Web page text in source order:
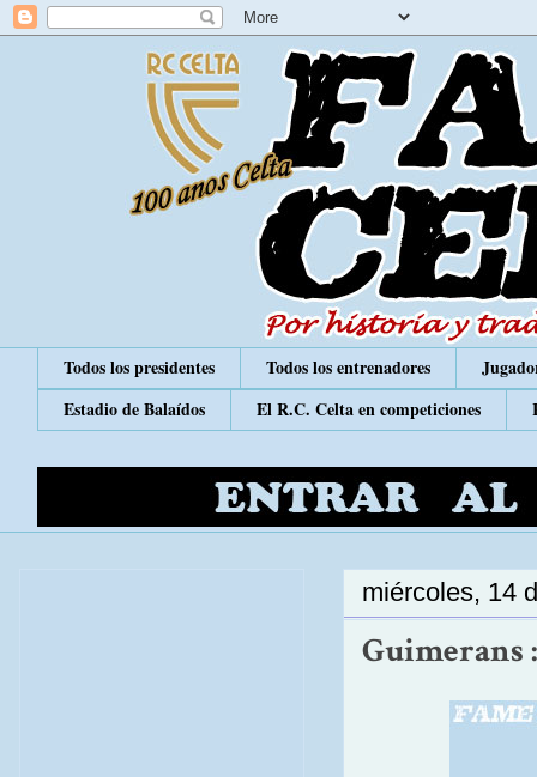
Todos los presidentes Todos los entrenadores
Estadio de Balaídos
El R.C. Celta en competiciones
miércoles, 14
Guimerans